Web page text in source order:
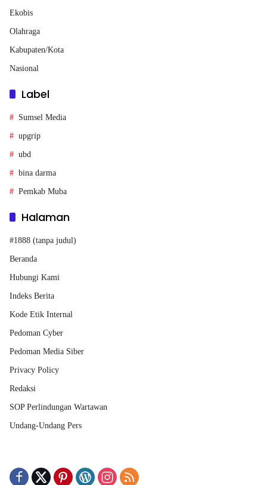
Ekobis
Olahraga
Kabupaten/Kota
Nasional
Label
Sumsel Media
upgrip
ubd
bina darma
Pemkab Muba
Halaman
#1888 (tanpa judul)
Beranda
Hubungi Kami
Indeks Berita
Kode Etik Internal
Pedoman Cyber
Pedoman Media Siber
Privacy Policy
Redaksi
SOP Perlindungan Wartawan
Undang-Undang Pers